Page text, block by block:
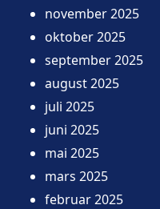
november 2025
oktober 2025
september 2025
august 2025
juli 2025
juni 2025
mai 2025
mars 2025
februar 2025